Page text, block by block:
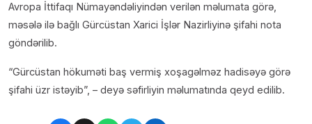
Avropa İttifaqı Nümayəndəliyindən verilən məlumata görə,
məsələ ilə bağlı Gürcüstan Xarici İşlər Nazirliyinə şifahi nota
göndərilib.
“Gürcüstan hökuməti baş vermiş xoşagəlməz hadisəyə görə
şifahi üzr istəyib”, – deyə səfirliyin məlumatında qeyd edilib.